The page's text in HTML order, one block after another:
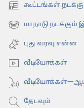
கூட்டங்கள்
(opens
new மாநாடு நடக்கும்
(opens
new
window)
புது வரவு என்ன
வீடியோக்கள்
தேடவும்